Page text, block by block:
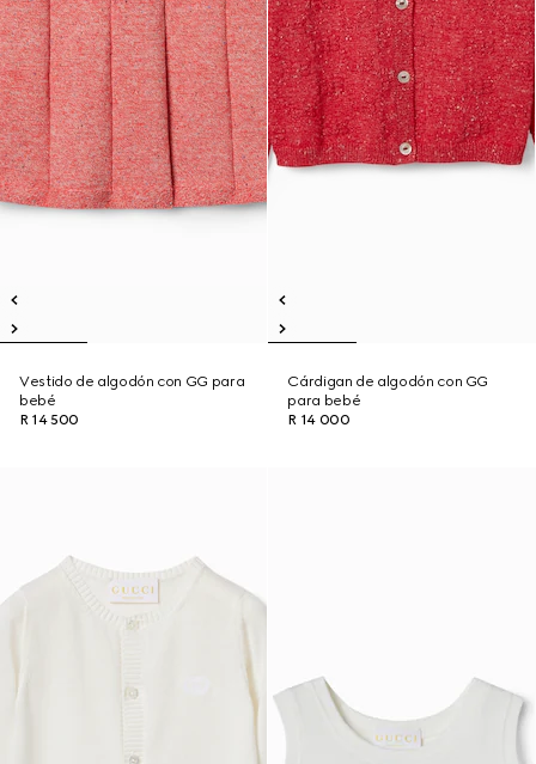
Vestido de algodón con GG para
bebé
R 14 500
Cárdigan de algodón con GG
para bebé
R 14 000